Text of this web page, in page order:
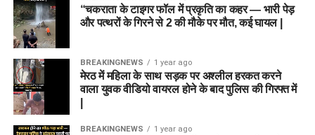
“चकराता के टाइगर फॉल में प्रकृति का कहर — भारी पेड़
और पत्थरों के गिरने से 2 की मौके पर मौत, कई घायल |
BREAKINGNEWS 1 year ago
मेरठ में महिला के साथ सड़क पर अश्लील हरकत करने
वाला युवक वीडियो वायरल होने के बाद पुलिस की गिरफ्त में
BREAKINGNEWS 1 year ago